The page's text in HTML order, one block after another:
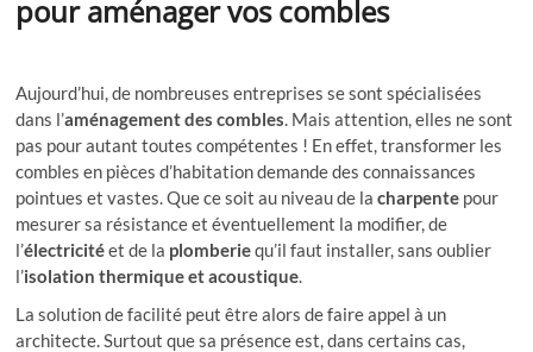
pouraménager vos combles
Aujourd’hui, de nombreuses entreprises se sont spécialisées
dans l’aménagement des combles. Mais attention, elles ne sont
pas pour autant toutes compétentes ! En effet, transformer les
combles en pièces d’habitation demande des connaissances
pointues et vastes. Que ce soit au niveau de lacharpente pour
mesurer sa résistance et éventuellement la modifier, de
l’électricitéet de la plomberiequ’il faut installer, sans oublier
l’isolation thermique et acoustique.
La solution de facilité peut être alors de faire appel à un
architecte. Surtout que sa présence est, dans certains cas,